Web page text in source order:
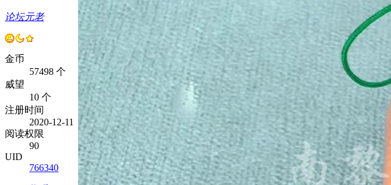
论坛元老
金币
57498 个
威望
10 个
注册时间
2020-12-11
阅读权限
90
UID
766340